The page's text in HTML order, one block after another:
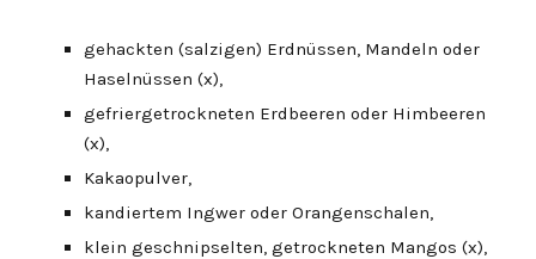
gehackten (salzigen) Erdnüssen, Mandeln oder
Haselnüssen (x),
gefriergetrockneten Erdbeeren oder Himbeeren
(x),
Kakaopulver,
kandiertem Ingwer oder Orangenschalen,
klein geschnipselten, getrockneten Mangos (x),